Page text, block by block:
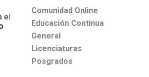
el
Comunidad Online
Educación Continua
General
Licenciaturas
Posgrados